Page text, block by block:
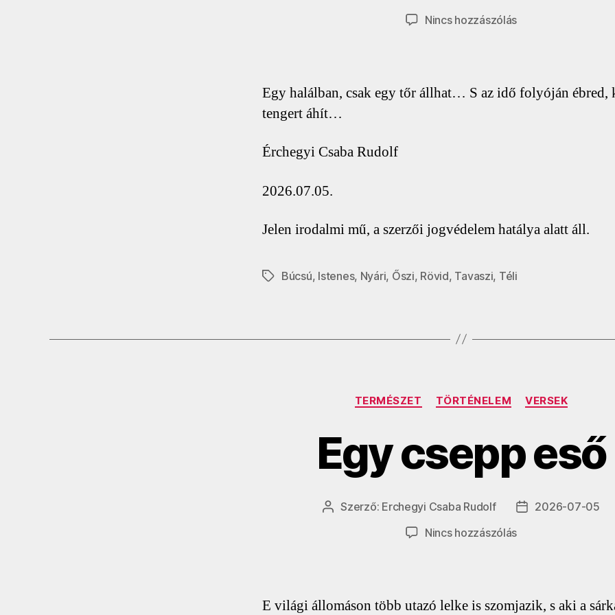
Nincs hozzászólása(z)
Egy halálban, csak egy tőr állhat… S az idő folyóján ébred,
tengert áhít…
Érchegyi Csaba Rudolf
2026.07.05.
Jelen irodalmi mű, a szerzői jogvédelem hatálya alatt áll.
Címkék
Búcsú, Istenes, Nyári, Őszi, Rövid, Tavaszi, Téli
Kategóriák
TERMÉSZET TÖRTÉNELEM VERSEK
Egy csepp eső
Bejegyzés
Szerző: Erchegyi Csaba Rudolf
Bejegyzés
2026-07-05
Nincs hozzászólása(z)
bejegyzéshez
E világi állomáson több utazó lelke is szomjazik, s aki a